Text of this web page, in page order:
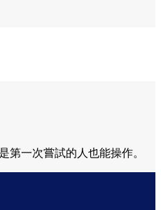
第一次嘗試的人也能操作。